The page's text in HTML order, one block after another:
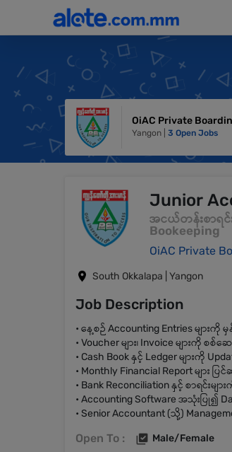
OiAC Private
Yangon | 3 Open Jobs
Junior
အငယ်တန်းစာရင်
Bookeeping
OiAC Private
South Okkalapa | Yangon
Job Description
• နေ့စဉ် Accounting Entries မျာ
• Voucher များ၊ Invoice များကို စစ်
• Cash Book နှင့် Ledger များကို
• Monthly Financial Report များ
• Bank Reconciliation နှင့် စာရင်းမျ
• Accounting Software အသုံးပြု၍
• Senior Accountant (သို့)
Open To : Male/Female